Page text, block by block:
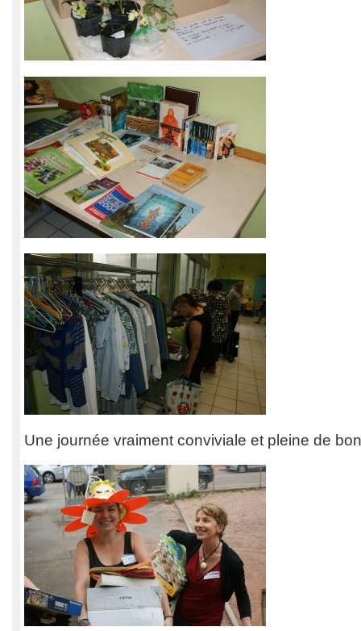
Une journée vraiment conviviale et pleine de